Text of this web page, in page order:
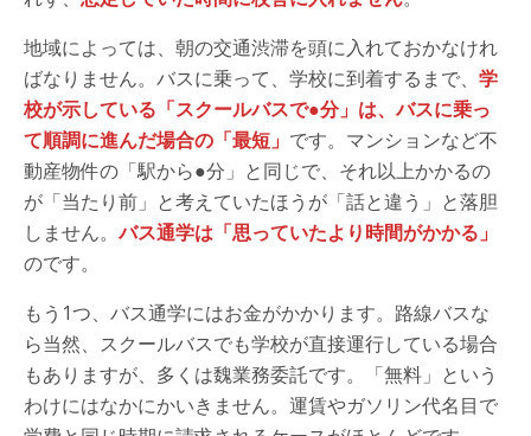
地域によっては、朝の交通渋滞を頭に入れておかなけれ
ばなりません。バスに乗って、学校に到着するまで、 学
校が示している「スクールバスで●分」は、バスに乗っ
て順調に進んだ場合の「最短」 です。マンションなど不
動産物件の「駅から●分」と同じで、それ以上かかるの
が「当たり前」と考えていたほうが「話と違う」と落胆
しません。バス通学は「思っていたより時間がかかる」
のです。
もう1つ、バス通学にはお金がかかります。路線バスな
ら当然、スクールバスでも学校が直接運行している場合
もありますが、多くは魏業務委託です。「無料」という
わけにはなかにかいきません。運賃やガソリン代名目で